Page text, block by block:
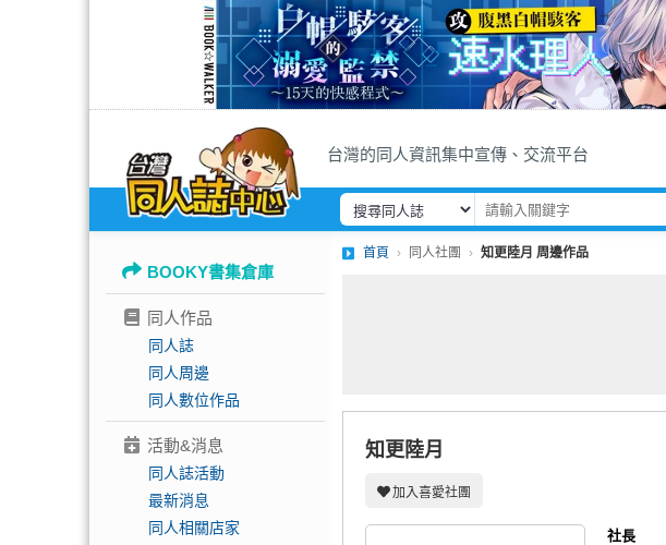
台灣的同人資訊集中宣傳、交流平台
BOOKY書集倉庫
同人作品
同人誌
同人周邊
同人數位作品
活動&消息
同人誌活動
最新消息
同人相關店家
首頁 同人社團 知更陸月 周邊作品
知更陸月
加入喜愛社團
社長